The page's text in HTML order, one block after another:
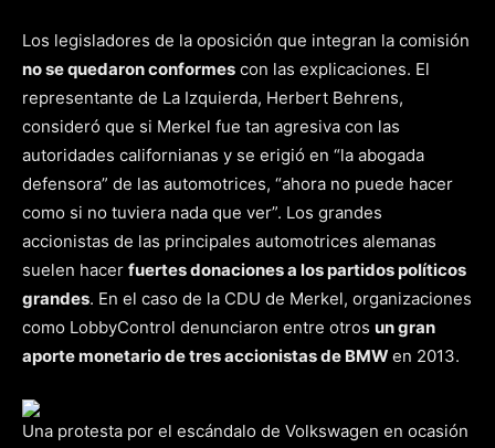
Los legisladores de la oposición que integran la comisión
no se quedaron conformes con las explicaciones. El
representante de La Izquierda, Herbert Behrens,
consideró que si Merkel fue tan agresiva con las
autoridades californianas y se erigió en “la abogada
defensora” de las automotrices, “ahora no puede hacer
como si no tuviera nada que ver”. Los grandes
accionistas de las principales automotrices alemanas
suelen hacer fuertes donaciones a los partidos políticos
grandes. En el caso de la CDU de Merkel, organizaciones
como LobbyControl denunciaron entre otros un gran
aporte monetario de tres accionistas de BMWen 2013.
Una protesta por el escándalo de Volkswagen en ocasión